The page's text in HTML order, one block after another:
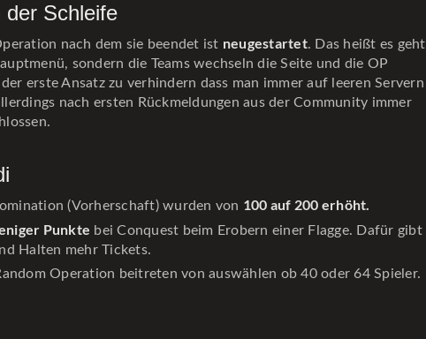
der Schleife
nach dem sie beendet ist neugestartet. Das heißt es geht
sondern die Teams wechseln die Seite und die OP
erste Ansatz zu verhindern dass man immer auf leeren Servern
nach ersten Rückmeldungen aus der Community immer
(Vorherschaft) wurden von 100 auf 200 erhöht.
Punkte bei Conquest beim Erobern einer Flagge. Dafür gibt
Halten mehr Tickets.
Operation beitreten von auswählen ob 40 oder 64 Spieler.